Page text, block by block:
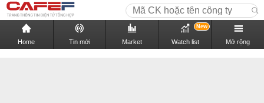
Home Tin mới Market Watch list
New
Mở rộng